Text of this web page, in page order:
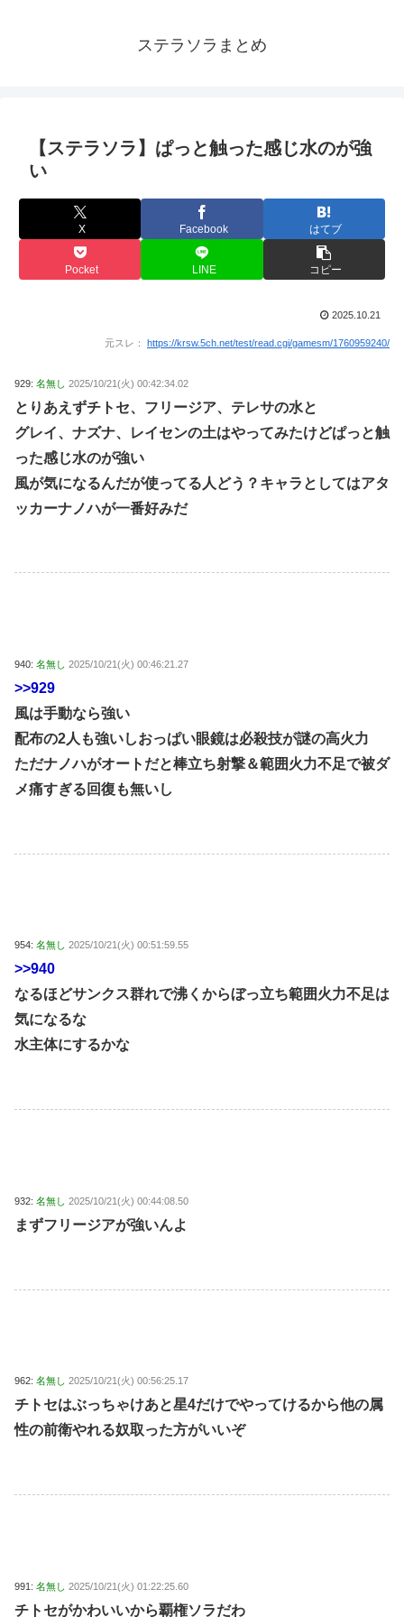
ステラソラまとめ
【ステラソラ】ぱっと触った感じ水のが強
い
X Facebook はてブ
Pocket LINE コピー
2025.10.21
元スレ： https://krsw.5ch.net/test/read.cgi/gamesm/1760959240/
929: 名無し 2025/10/21(火) 00:42:34.02
とりあえずチトセ、フリージア、テレサの水と
グレイ、ナズナ、レイセンの土はやってみたけどぱっと触
った感じ水のが強い
風が気になるんだが使ってる人どう？キャラとしてはアタ
ッカーナノハが一番好みだ
940: 名無し 2025/10/21(火) 00:46:21.27
>>929
風は手動なら強い
配布の2人も強いしおっぱい眼鏡は必殺技が謎の高火力
ただナノハがオートだと棒立ち射撃＆範囲火力不足で被ダ
メ痛すぎる回復も無いし
954: 名無し 2025/10/21(火) 00:51:59.55
>>940
なるほどサンクス群れで沸くからぼっ立ち範囲火力不足は
気になるな
水主体にするかな
932: 名無し 2025/10/21(火) 00:44:08.50
まずフリージアが強いんよ
962: 名無し 2025/10/21(火) 00:56:25.17
チトセはぶっちゃけあと星4だけでやってけるから他の属
性の前衛やれる奴取った方がいいぞ
991: 名無し 2025/10/21(火) 01:22:25.60
チトセがかわいいから覇権ソラだわ